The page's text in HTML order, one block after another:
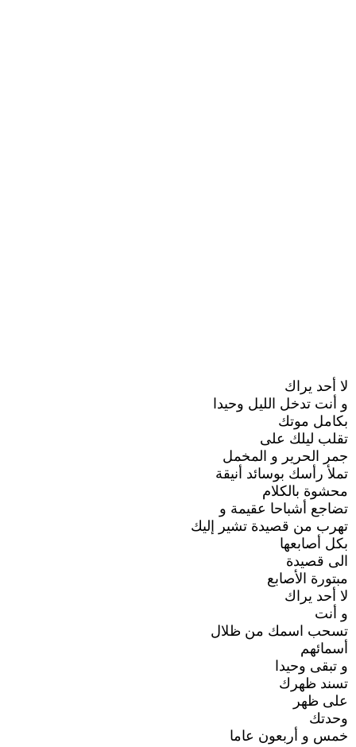
لا أحد يراك
و أنت تدخل الليل وحيدا
بكامل موتك
تقلب ليلك على
جمر الحرير و المخمل
تملأ رأسك بوسائد أنيقة
محشوة بالكلام
تضاجع أشباحا عقيمة و
تهرب من قصيدة تشير إليك
بكل أصابعها
الى قصيدة
مبتورة الأصابع
لا أحد يراك
و أنت
تسحب اسمك من ظلال
أسمائهم
و تبقى وحيدا
تسند ظهرك
على ظهر
وحدتك
خمس و أربعون عاما